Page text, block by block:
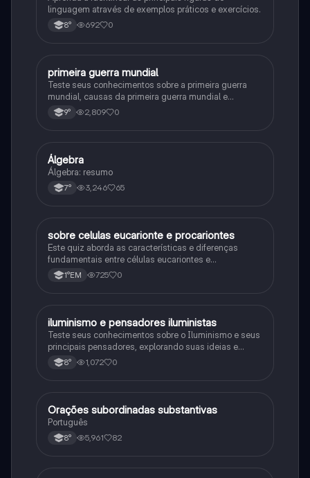
linguagem através de exemplos práticos e exercícios.
8° 692 0
História
primeira guerra mundial
Teste seus conhecimentos sobre a primeira guerra
mundial, causas da primeira guerra mundial e
consequências da Primeira Guerra Mundial, fases da
primeira guerra mundial
9° 2,809 0
Matematica
Álgebra
Álgebra: resumo
7° 3,246 65
Biologia
sobre celulas eucarionte e procariontes
Este quiz aborda as características e diferenças
fundamentais entre células eucariontes e
procariontes.
1°EM 725 0
História
iluminismo e pensadores iluministas
Teste seus conhecimentos sobre o Iluminismo e seus
principais pensadores, explorando suas ideias e
impacto histórico.
8° 1,072 0
Português
Orações subordinadas substantivas
Português
8° 5,961 82